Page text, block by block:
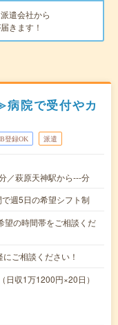
遣会社から
きます！
院で受付やカ
登録OK 派遣
／萩原天神駅から---分
で週5日の希望シフト制
の時間帯をご相談くだ
ご相談ください！
収1万1200円×20日）